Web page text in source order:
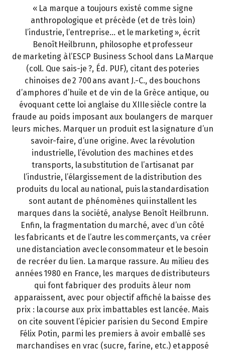
« La marque a toujours existé comme signe
anthropologique et précède (et de très loin)
l’industrie, l’entreprise… et le marketing », écrit
Benoît Heilbrunn, philosophe et professeur
de marketing à l’ESCP Business School dans La Marque
(coll. Que sais-je ?, Éd. PUF), citant des poteries
chinoises de 2 700 ans avant J.-C., des bouchons
d’amphores d’huile et de vin de la Grèce antique, ou
évoquant cette loi anglaise du XIIIe siècle contre la
fraude au poids imposant aux boulangers de marquer
leurs miches. Marquer un produit est la signature d’un
savoir-faire, d’une origine. Avec la révolution
industrielle, l’évolution des machines et des
transports, la substitution de l’artisanat par
l’industrie, l’élargissement de la distribution des
produits du local au national, puis la standardisation
sont autant de phénomènes qui installent les
marques dans la société, analyse Benoît Heilbrunn.
Enfin, la fragmentation du marché, avec d’un côté
les fabricants et de l’autre les commerçants, va créer
une distanciation avec le consommateur et le besoin
de recréer du lien. La marque rassure. Au milieu des
années 1980 en France, les marques de distributeurs
qui font fabriquer des produits à leur nom
apparaissent, avec pour objectif affiché la baisse des
prix : la course aux prix imbattables est lancée. Mais
on cite souvent l’épicier parisien du Second Empire
Félix Potin, parmi les premiers à avoir emballé ses
marchandises en vrac (sucre, farine, etc.) et apposé